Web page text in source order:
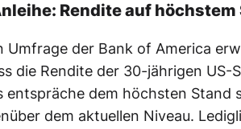
Rendite auf höchstem
Umfrage der Bank of America
die Rendite der 30-jährigen
entspräche dem höchsten Stand
dem aktuellen Niveau.